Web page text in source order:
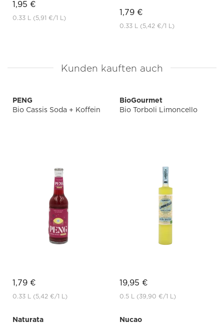
1,95 €
0.33 L (5,91 €/1 L)
1,79 €
0.33 L (5,42 €/1 L)
Kunden kauften auch
PENG
Bio Cassis Soda + Koffein
1,79 €
0.33 L (5,42 €/1 L)
BioGourmet
Bio Torboli Limoncello
19,95 €
0.5 L (39,90 €/1 L)
Naturata
Nucao